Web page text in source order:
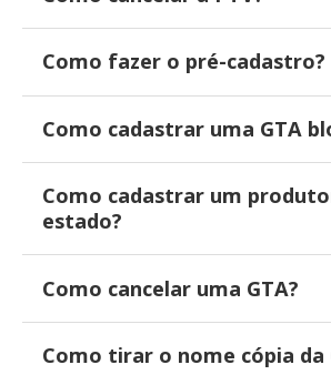
Como fazer o pré-cadastro?
Como cadastrar uma GTA
Como cadastrar um
estado?
Como cancelar uma GTA?
Como tirar o nome cópia da